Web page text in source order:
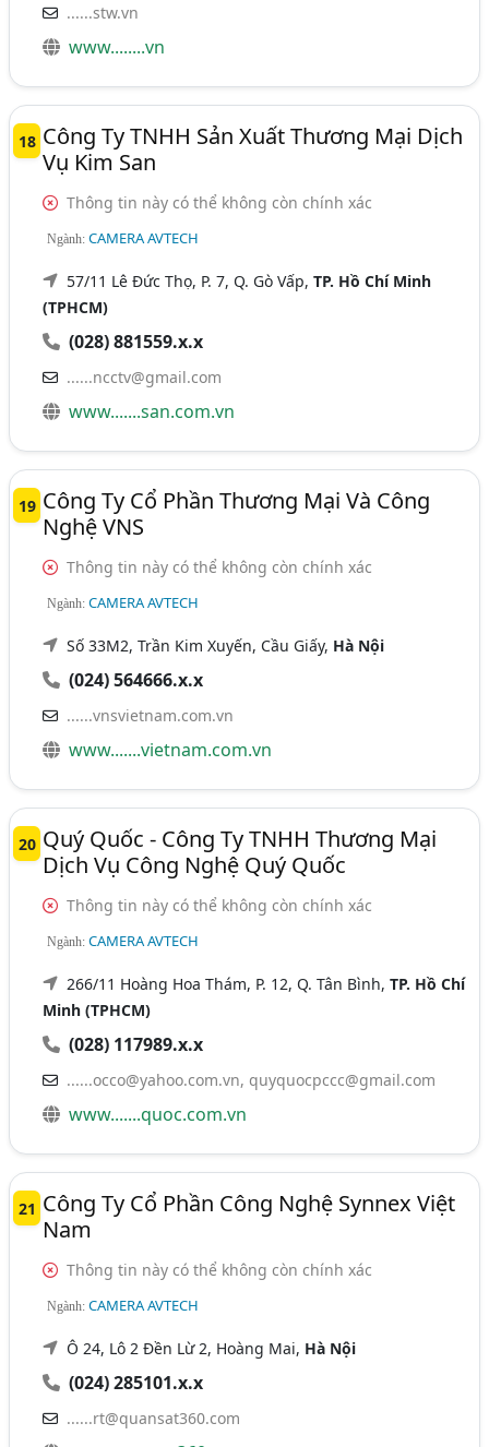
......stw.vn
www........vn
18 Công Ty TNHH Sản Xuất Thương Mại Dịch
Vụ Kim San
Thông tin này có thể không còn chính xác
Ngành:CAMERA AVTECH
57/11 Lê Đức Thọ, P. 7, Q. Gò Vấp,TP. Hồ Chí Minh
(TPHCM)
(028) 881559.x.x
......ncctv@gmail.com
www.......san.com.vn
19 Công Ty Cổ Phần Thương Mại Và Công
Nghệ VNS
Thông tin này có thể không còn chính xác
Ngành:CAMERA AVTECH
Số 33M2, Trần Kim Xuyến, Cầu Giấy, Hà Nội
(024) 564666.x.x
......vnsvietnam.com.vn
www.......vietnam.com.vn
20 Quý Quốc - Công Ty TNHH Thương Mại
Dịch Vụ Công Nghệ Quý Quốc
Thông tin này có thể không còn chính xác
Ngành:CAMERA AVTECH
266/11 Hoàng Hoa Thám, P. 12, Q. Tân Bình,TP. Hồ Chí
Minh (TPHCM)
(028) 117989.x.x
......occo@yahoo.com.vn, quyquocpccc@gmail.com
www.......quoc.com.vn
21 Công Ty Cổ Phần Công Nghệ Synnex Việt
Nam
Thông tin này có thể không còn chính xác
Ngành:CAMERA AVTECH
Ô 24, Lô 2 Đền Lừ 2, Hoàng Mai, Hà Nội
(024) 285101.x.x
......rt@quansat360.com